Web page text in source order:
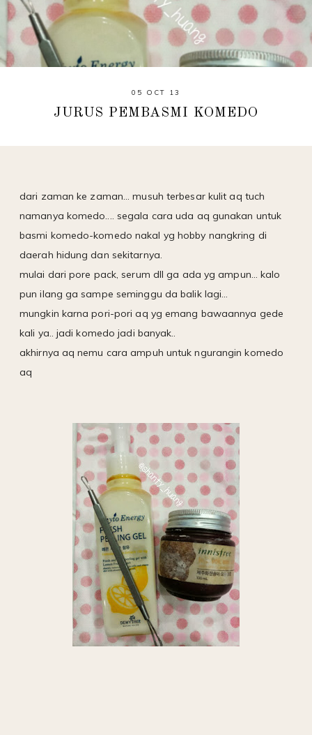
05 OCT 13
JURUS PEMBASMI KOMEDO
dari zaman ke zaman... musuh terbesar kulit aq tuch
namanya komedo.... segala cara uda aq gunakan untuk
basmi komedo-komedo nakal yg hobby nangkring di
daerah hidung dan sekitarnya.
mulai dari pore pack, serum dll ga ada yg ampun... kalo
pun ilang ga sampe seminggu da balik lagi...
mungkin karna pori-pori aq yg emang bawaannya gede
kali ya.. jadi komedo jadi banyak..
akhirnya aq nemu cara ampuh untuk ngurangin komedo
aq